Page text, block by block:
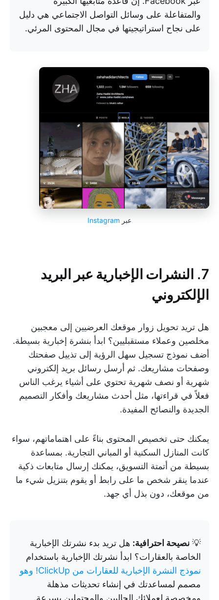
والمتفاعلة على وسائل التواصل الاجتماعي هي دليل
على نجاح استراتيجيتها في مجال المحتوى المرئي.
عبر Instagram
7. النشرات الإخبارية عبر البريد
الإلكتروني
هل تريد تحويل زوار موقعك العرضيين إلى معجبين
مخلصين وعملاء مستقبليين؟ ابدأ بنشرة إخبارية بسيطة.
أضف نموذج تسجيل سهل الرؤية إلى تذييل صفحتك
وصفحات مشاريعك. ثم أرسل رسائل بريد إلكتروني
شهرية أو نصف شهرية تحتوي على أشياء يرغب الناس
فعلاً في قراءتها، مثل أحدث مشاريعك وأفكار التصميم
الجديدة والنصائح المفيدة.
يمكنك حتى تخصيص المحتوى بناءً على اهتماماتهم، سواء
كانت المنازل السكنية أو المباني التجارية. بمساعدة
بسيطة من أتمتة التسويق، يمكنك إرسال متابعات ذكية
عندما ينقر شخص ما على رابط أو يقوم بتنزيل شيء ما
من موقعك، دون بذل أي جهد.
💡 نصيحة احترافية: هل تريد بدء نشرتك الإخبارية
الخاصة بالعقارات؟ ابدأ نشرتك الإخبارية باستخدام
نموذج النشرة الإخبارية للعقارات من ClickUp! وهو
مصمم لمساعدتك في إنشاء تحديثات مذهلة
ومخصصة لعملائك الحاليين والمحتملين بسرعة.